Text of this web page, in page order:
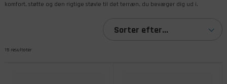
komfort, støtte og den rigtige støvle til det terræn, du bevæger dig ud i.
Sorter efter...
15 resultater